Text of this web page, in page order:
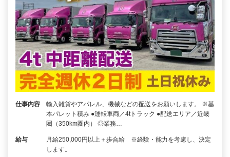
仕事内容
輸入雑貨やアパレル、機械などの配送をお願いします。 ※基
本パレット積み ●運転車両／4tトラック ●配送エリア／近畿
圏（350km圏内） ◎業務…
給与
月給250,000円以上＋歩合給 ※経験・能力を考慮し、決定
します。